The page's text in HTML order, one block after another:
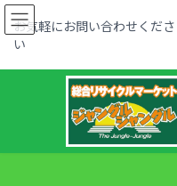
コ
ン
ッ
ナ
ビ
移
お気軽にお問い合わせくださ
い